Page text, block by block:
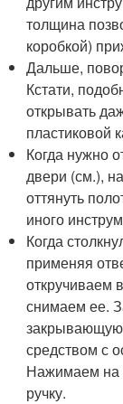
толщина
коробкой)
Дальше,
Кстати,
открывать
пластиковой
Когда нужно
двери (см.),
оттянуть
иного
Когда
применяя
откручиваем
снимаем ее.
средством с
Нажимаем на
ручку.